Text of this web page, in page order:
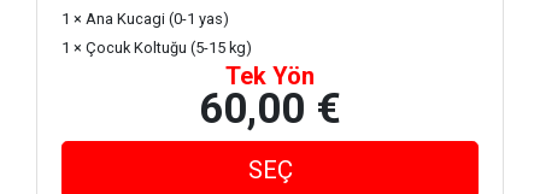
1 × Ana Kucagi (0-1 yas)
1 × Çocuk Koltuğu (5-15 kg)
Tek Yön
60,00 €